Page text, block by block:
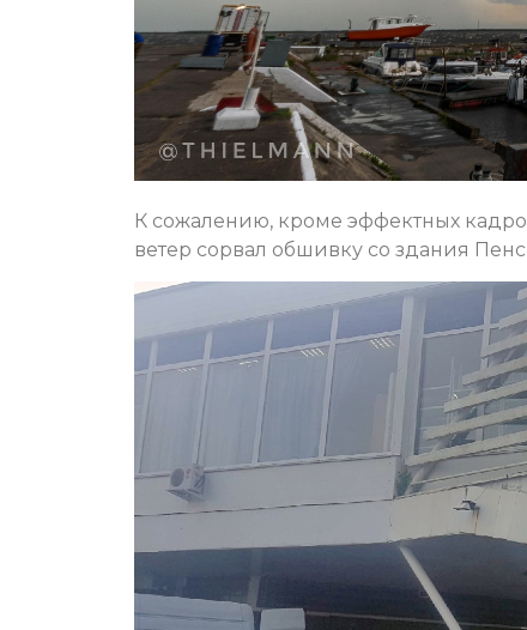
К сожалению, кроме эффектных
ветер сорвал обшивку со здания